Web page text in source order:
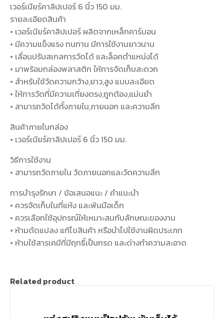
เวอร์เนียร์คาลิปเปอร์ 6 นิ้ว 150 มม.
รายละเอียดสินค้า
• เวอร์เนียร์คาลิปเปอร์ ผลิตจากเหล็กคาร์บอน
• มีความแข็งแรง ทนทาน มีการใช้งานยาวนาน
• เลื่อนปรับสเกลการวัดได้ และล็อคตำแหน่งได้
• มาพร้อมกล่องพลาสติก ให้การจัดเก็บสะดวก
• สำหรับใช้วัดความกว้าง,ยาว,สูง แบบละเอียด
• ให้การวัดที่มีความเที่ยงตรง,ถูกต้อง,แม่นยำ
• สามารถวัดได้ทั้งภายใน,ภายนอก และความลึก
สินค้าภายในกล่อง
• เวอร์เนียร์คาลิปเปอร์ 6 นิ้ว 150 มม.
วิธีการใช้งาน
• สามารถวัดภายใน วัดภายนอกและวัดความลึก
การบำรุงรักษา / ข้อเสนอแนะ / คำแนะนำ
• ควรจัดเก็บในที่แห้ง และพ้นมือเด็ก
• ควรเลือกใช้อุปกรณ์ให้เหมาะสมกับลักษณะของงาน
• ห้ามดัดแปลง แก้ไขสินค้า หรือนำไปใช้งานผิดประเภท
• ห้ามใช้สารเคมีที่มีฤทธิ์เป็นกรด และด่างทำความสะอาด
Related product